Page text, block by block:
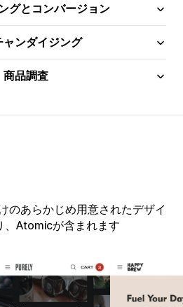
グとコンバージョン
ャンダイジング
商品調査
のあらかじめ用意されたデザイ
、Atomicが含まれます